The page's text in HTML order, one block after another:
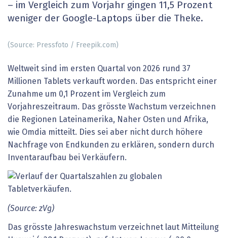
– im Vergleich zum Vorjahr gingen 11,5 Prozent
weniger der Google-Laptops über die Theke.
(Source: Pressfoto / Freepik.com)
Weltweit sind im ersten Quartal von 2026 rund 37
Millionen Tablets verkauft worden. Das entspricht einer
Zunahme um 0,1 Prozent im Vergleich zum
Vorjahreszeitraum. Das grösste Wachstum verzeichnen
die Regionen Lateinamerika, Naher Osten und Afrika,
wie Omdia mitteilt. Dies sei aber nicht durch höhere
Nachfrage von Endkunden zu erklären, sondern durch
Inventaraufbau bei Verkäufern.
(Source: zVg)
Das grösste Jahreswachstum verzeichnet laut Mitteilung